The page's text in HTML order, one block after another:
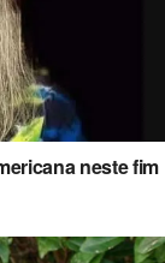
neste fim